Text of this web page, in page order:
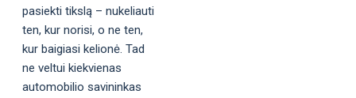
pasiekti tikslą – nukeliauti
ten, kur norisi, o ne ten,
kur baigiasi kelionė. Tad
ne veltui kiekvienas
automobilio savininkas